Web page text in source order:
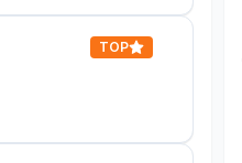
TOP